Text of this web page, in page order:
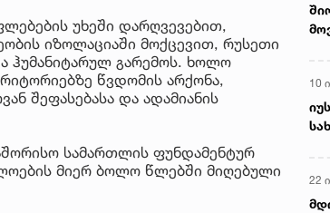
უხეში დარღვევებით,
იზოლაციაში მოქცევით, რუსეთი
ჰუმანიტარულ გარემოს. ხოლო
წვდომის არქონა,
შეფასებასა და ადამიანის
სამართლის ფუნდამენტურ
მიერ ბოლო წლებში მიღებული
10
22